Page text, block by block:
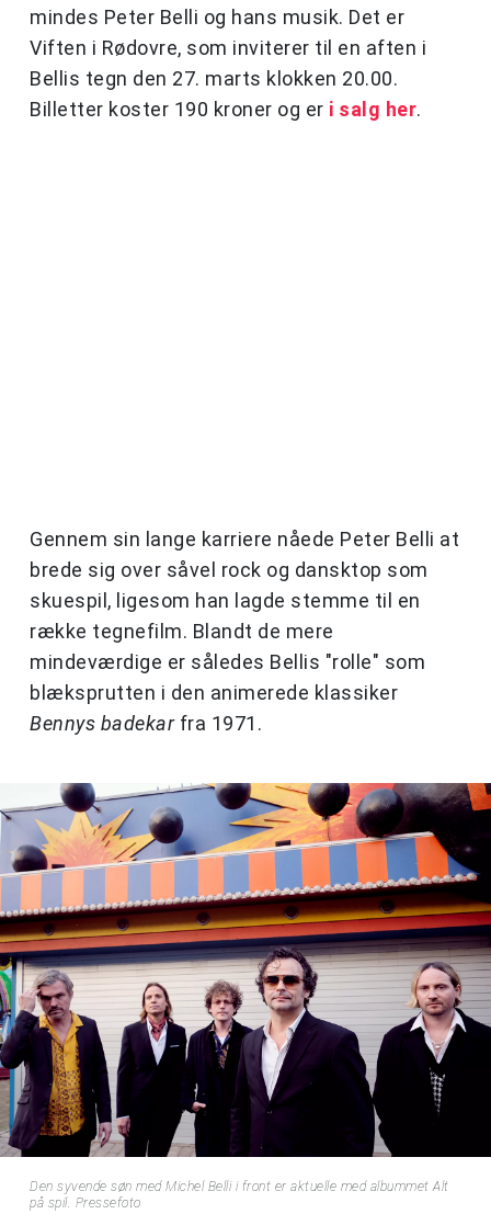
mindes Peter Belli og hans musik. Det er
Viften i Rødovre, som inviterer til en aften i
Bellis tegn den 27. marts klokken 20.00.
Billetter koster 190 kroner og er i salg her.
Gennem sin lange karriere nåede Peter Belli at
brede sig over såvel rock og dansktop som
skuespil, ligesom han lagde stemme til en
række tegnefilm. Blandt de mere
mindeværdige er således Bellis "rolle" som
blæksprutten i den animerede klassiker
Bennys badekarfra 1971.
Den syvende søn med Michel Belli i front er aktuelle med albummet Alt
på spil. Pressefoto